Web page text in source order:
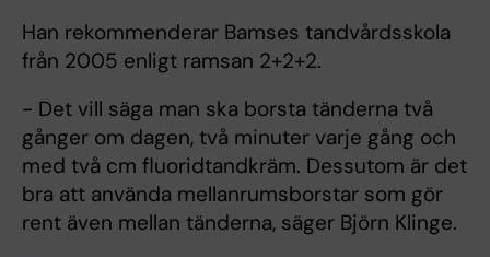
Han rekommenderar Bamses tandvårdsskola
från 2005 enligt ramsan 2+2+2.
- Det vill säga man ska borsta tänderna två
gånger om dagen, två minuter varje gång och
med två cm fluoridtandkräm. Dessutom är det
bra att använda mellanrumsborstar som gör
rent även mellan tänderna, säger Björn Klinge.